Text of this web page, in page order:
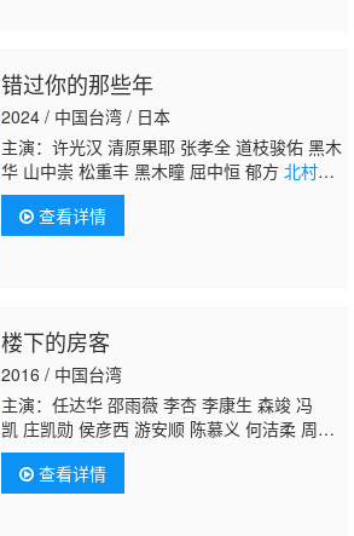
错过你的那些年
2024 / 中国台湾 / 日本
主演：许光汉 清原果耶 张孝全 道枝骏佑 黑木
华 山中崇 松重丰 黑木瞳 屈中恒 郁方 北村丰
晴曾少宗 廖慧珍 陈妍霏 李冠毅 洪群钧 刘主
查看详情
楼下的房客
2016 / 中国台湾
主演：任达华 邵雨薇 李杏 李康生 森竣 冯
凯 庄凯勋 侯彦西 游安顺 陈慕义 何洁柔 周孝
安北村丰晴柯叔元 王道 张琼姿 沈孟生 郭晋
东 杜诗梅
查看详情